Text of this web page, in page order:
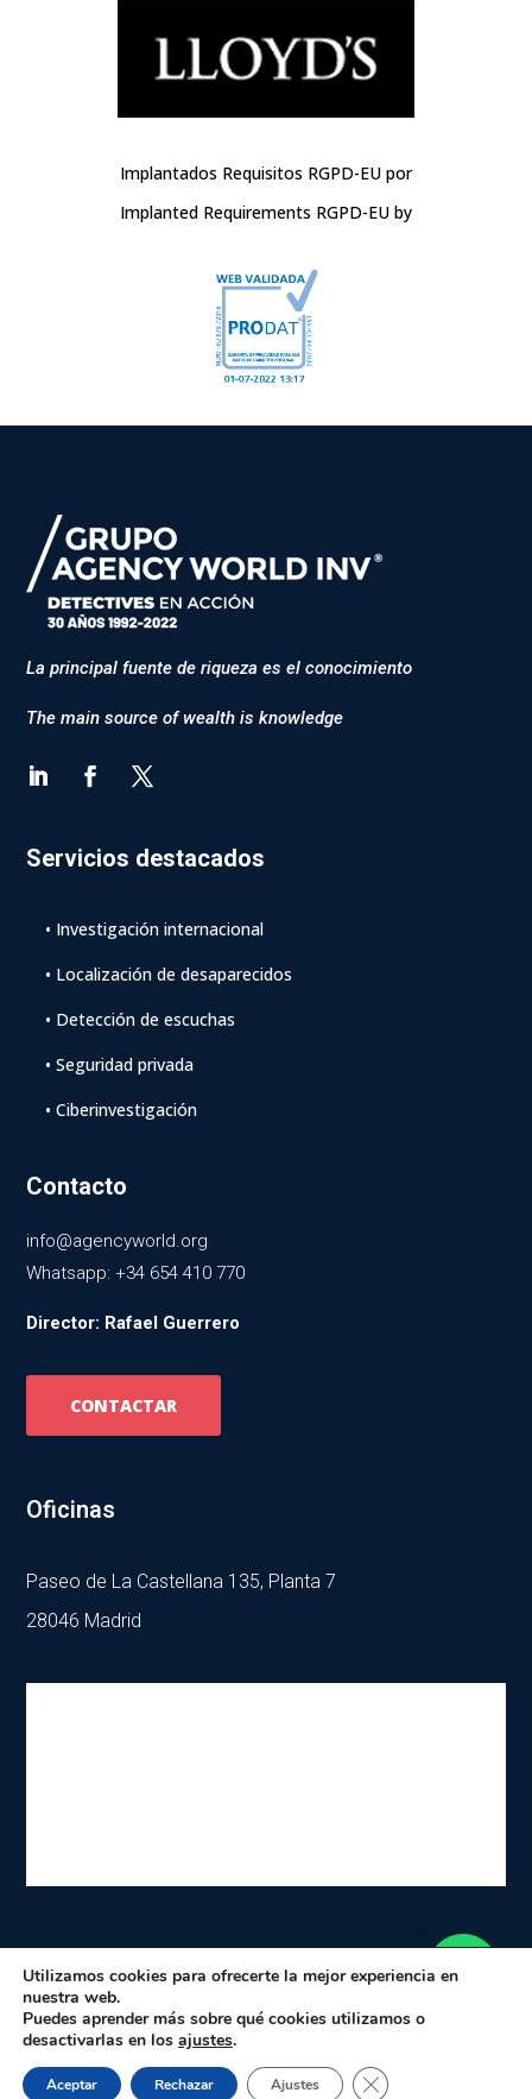
Implantados Requisitos RGPD-EU por
Implanted Requirements RGPD-EU by
La principal fuente de riqueza es el conocimiento
The main source of wealth is knowledge
Servicios destacados
• Investigación internacional
• Localización de desaparecidos
• Detección de escuchas
• Seguridad privada
• Ciberinvestigación
Contacto
info@agencyworld.org
Whatsapp: +34 654 410 770
Director: Rafael Guerrero
CONTACTAR
Oficinas
Paseo de La Castellana 135, Planta 7
28046 Madrid
Copyright © 2026 - Grupo Agency World
Aviso legal y política de privacidad| Política de cookies
Utilizamos cookies para ofrecerte la mejor experiencia en
nuestra web.
Puedes aprender más sobre qué cookies utilizamos o
desactivarlas en los ajustes.
Aceptar Rechazar Ajustes Cerrar el banner de